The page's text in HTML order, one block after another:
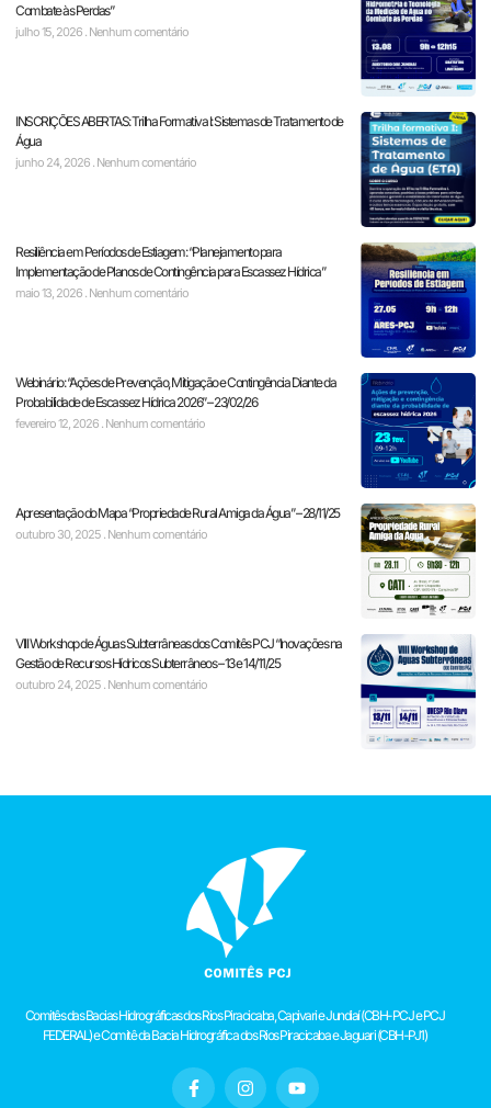
Combate às Perdas”
julho 15, 2026 Nenhum comentário
INSCRIÇÕES ABERTAS: Trilha Formativa I: Sistemas de Tratamento de
Água
junho 24, 2026 Nenhum comentário
Resiliência em Períodos de Estiagem: “Planejamento para
Implementação de Planos de Contingência para Escassez Hídrica”
maio 13, 2026 Nenhum comentário
Webinário: “Ações de Prevenção, Mitigação e Contingência Diante da
Probabilidade de Escassez Hídrica 2026” – 23/02/26
fevereiro 12, 2026 Nenhum comentário
Apresentação do Mapa “Propriedade Rural Amiga da Água” – 28/11/25
outubro 30, 2025 Nenhum comentário
VIII Workshop de Águas Subterrâneas dos Comitês PCJ “Inovações na
Gestão de Recursos Hídricos Subterrâneos – 13 e 14/11/25
outubro 24, 2025 Nenhum comentário
Comitês das Bacias Hidrográficas dos Rios Piracicaba, Capivari e Jundiaí (CBH-PCJ e PCJ
FEDERAL) e Comitê da Bacia Hidrográfica dos Rios Piracicaba e Jaguari (CBH-PJ1)